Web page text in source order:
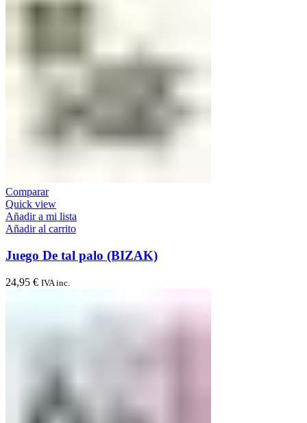
Comparar
Quick view
Añadir a mi lista
Añadir al carrito
Juego De tal palo (BIZAK)
24,95 € IVA inc.